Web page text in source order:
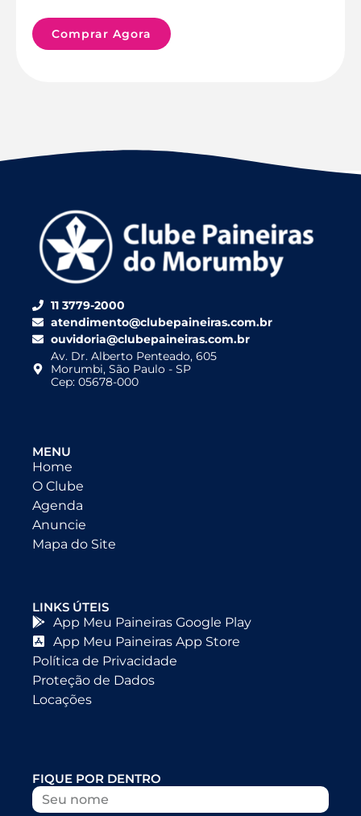
Comprar Agora
11 3779-2000
atendimento@clubepaineiras.com.br
ouvidoria@clubepaineiras.com.br
Av. Dr. Alberto Penteado, 605
Morumbi, São Paulo - SP
Cep: 05678-000
MENU
Home
O Clube
Agenda
Anuncie
Mapa do Site
LINKS ÚTEIS
App Meu Paineiras Google Play
App Meu Paineiras App Store
Política de Privacidade
Proteção de Dados
Locações
FIQUE POR DENTRO